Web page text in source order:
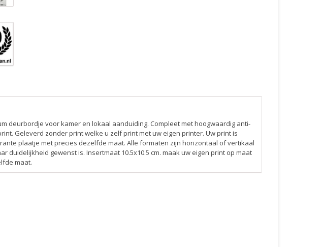
deurbordje voor kamer en lokaal aanduiding. Compleet met hoogwaardig anti-
Geleverd zonder print welke u zelf print met uw eigen printer. Uw print is
plaatje met precies dezelfde maat. Alle formaten zijn horizontaal of vertikaal
duidelijkheid gewenst is. Insertmaat 10.5x10.5 cm. maak uw eigen print op maat
maat.